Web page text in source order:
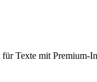
Texte mit Premium-